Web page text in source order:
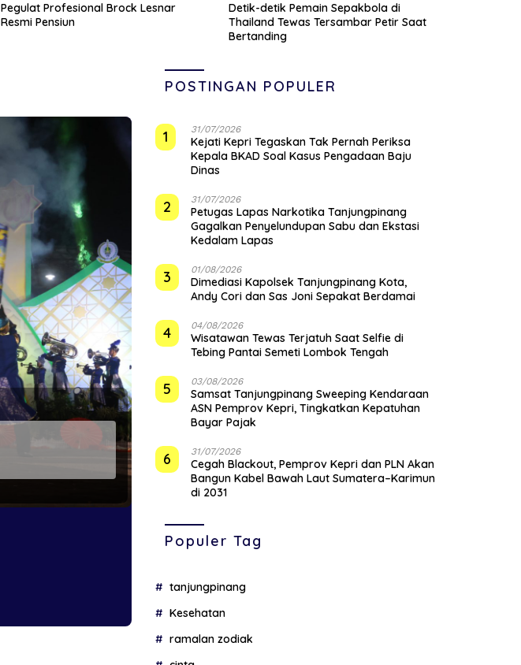
‎Detik-detik Pemain Sepakbola di
Thailand Tewas Tersambar Petir Saat
KPK Tahan 3 Tersangka dalam Perkara
Dugaan Korupsi Pengadaan Digitalisasi
SPBU Pertamina Tahun 2018-2023
POSTINGAN POPULER
1 31/07/2026
Kejati Kepri Tegaskan Tak Pernah Periksa
Kepala BKAD Soal Kasus Pengadaan Baju
Dinas
2 31/07/2026
Petugas Lapas Narkotika Tanjungpinang
Gagalkan Penyelundupan Sabu dan Ekstasi
Kedalam Lapas
3 01/08/2026
Dimediasi Kapolsek Tanjungpinang Kota,
Andy Cori dan Sas Joni Sepakat Berdamai
4 04/08/2026
Wisatawan Tewas Terjatuh Saat Selfie di
Tebing Pantai Semeti Lombok Tengah
5 03/08/2026
Samsat Tanjungpinang Sweeping Kendaraan
ASN Pemprov Kepri, Tingkatkan Kepatuhan
Bayar Pajak
6 31/07/2026
Cegah Blackout, Pemprov Kepri dan PLN Akan
Bangun Kabel Bawah Laut Sumatera–Karimun
di 2031
Populer Tag
tanjungpinang
Kesehatan
ramalan zodiak